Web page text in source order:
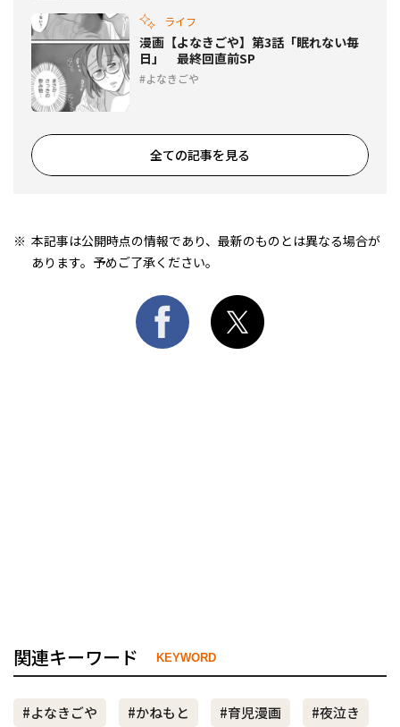
ライフ
漫画【よなきごや】第3話「眠れない毎
日」 最終回直前SP
よなきごや
全ての記事を見る
本記事は公開時点の情報であり、最新のものとは異なる場合が
あります。予めご了承ください。
関連キーワード KEYWORD
#よなきごや #かねもと #育児漫画 #夜泣き